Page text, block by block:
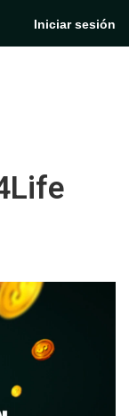
Iniciar sesión